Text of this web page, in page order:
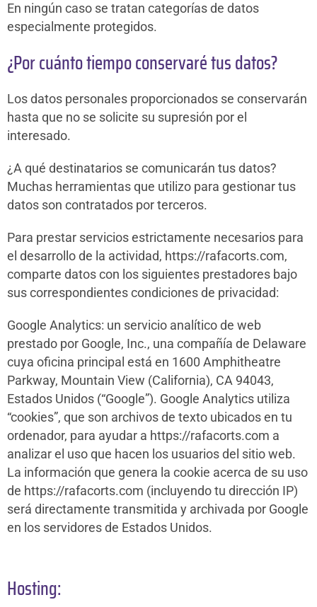
En ningún caso se tratan categorías de datos
especialmente protegidos.
¿Por cuánto tiempo conservaré tus datos?
Los datos personales proporcionados se conservarán
hasta que no se solicite su supresión por el
interesado.
¿A qué destinatarios se comunicarán tus datos?
Muchas herramientas que utilizo para gestionar tus
datos son contratados por terceros.
Para prestar servicios estrictamente necesarios para
el desarrollo de la actividad, https://rafacorts.com,
comparte datos con los siguientes prestadores bajo
sus correspondientes condiciones de privacidad:
Google Analytics: un servicio analítico de web
prestado por Google, Inc., una compañía de Delaware
cuya oficina principal está en 1600 Amphitheatre
Parkway, Mountain View (California), CA 94043,
Estados Unidos (“Google”). Google Analytics utiliza
“cookies”, que son archivos de texto ubicados en tu
ordenador, para ayudar a https://rafacorts.com a
analizar el uso que hacen los usuarios del sitio web.
La información que genera la cookie acerca de su uso
de https://rafacorts.com (incluyendo tu dirección IP)
será directamente transmitida y archivada por Google
en los servidores de Estados Unidos.
Hosting: